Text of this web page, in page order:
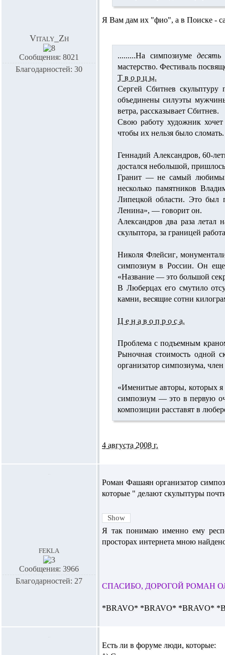
Vitaly_Zh
Сообщения: 8021
Благодарностей: 30
Я Вам дам их "фио", а в Поиске -
.........На симпозиуме десять
мастерство. Фестиваль
Т в о р ц ы.
Сергей Сбитнев
объединены силуэты
ветра, рассказывает Сбитнев.
Свою работу художник
чтобы их нельзя было
Геннадий Александров, 60-
достался небольшой,
Гранит — не самый любимый
несколько памятников
Липецкой области. Это был
Ленина», — говорит он.
Александров два раза
скульптора, за границей
Николя Флейсиг,
симпозиум в России. Он еще
«Название — это большой
В Люберцах его смутило
камни, весящие сотни
Ц е н а в о п р о с а.
Проблема с подъемным
Рыночная стоимость одной
организатор симпозиума,
«Именитые авторы, которых
симпозиум — это в первую
композиции расставят в
4 августа 2008 г.
fekla
Сообщения: 3966
Благодарностей: 27
Роман Фашаян организатор
которые " делают скульптуры
Я так понимаю именно ему
просторах интернета мною
СПАСИБО, ДОРОГОЙ РОМАН
*BRAVO* *BRAVO* *BRAVO*
Есть ли в форуме люди, которые: